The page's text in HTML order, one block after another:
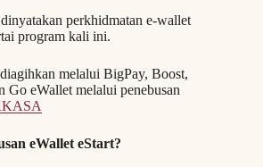
perkhidmatan e-wallet
program kali ini.
melalui BigPay, Boost,
Go eWallet melalui penebusan
eWallet eStart?